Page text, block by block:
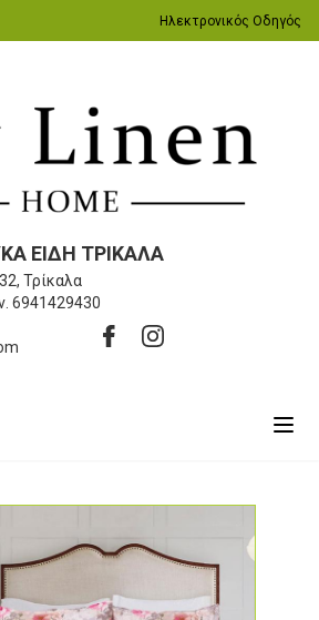
Ηλεκτρονικός Οδηγός
ΕΙΔΗ ΤΡΙΚΑΛΑ
Τρίκαλα
6941429430